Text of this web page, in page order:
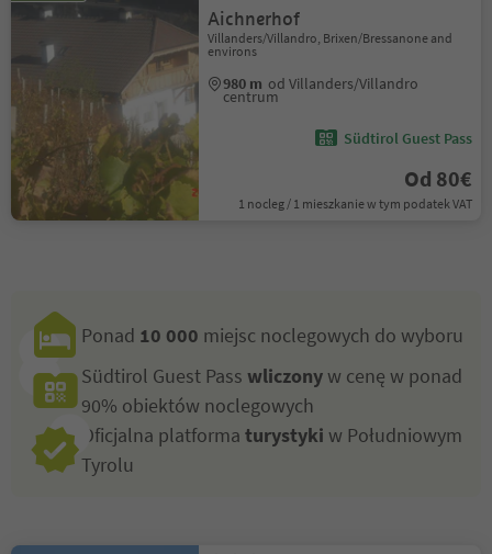
Aichnerhof
Villanders/Villandro, Brixen/Bressanone and
environs
980 m od Villanders/Villandro
centrum
Südtirol Guest Pass
Od 80€
1 nocleg / 1 mieszkanie w tym podatek VAT
Ponad 10 000 miejsc noclegowych do wyboru
Südtirol Guest Pass wliczonyw cenę w ponad
90% obiektów noclegowych
Oficjalna platforma turystyki w Południowym
Tyrolu